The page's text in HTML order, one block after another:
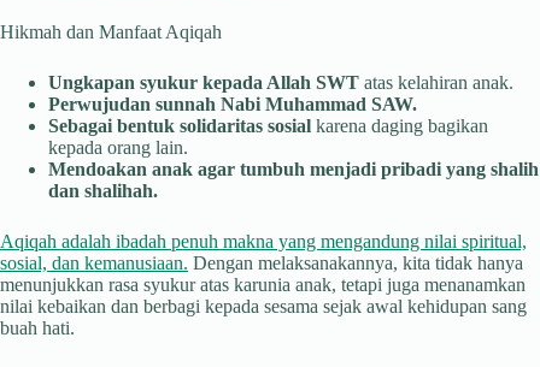
Hikmah dan Manfaat Aqiqah
Ungkapan syukur kepada Allah SWT atas kelahiran anak.
Perwujudan sunnah Nabi Muhammad SAW.
Sebagai bentuk solidaritas sosial karena daging bagikan
kepada orang lain.
Mendoakan anak agar tumbuh menjadi pribadi yang shalih
dan shalihah.
Aqiqah adalah ibadah penuh makna yang mengandung nilai spiritual,
sosial, dan kemanusiaan. Dengan melaksanakannya, kita tidak hanya
menunjukkan rasa syukur atas karunia anak, tetapi juga menanamkan
nilai kebaikan dan berbagi kepada sesama sejak awal kehidupan sang
buah hati.